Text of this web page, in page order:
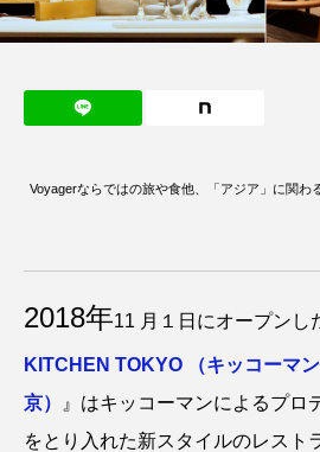
Voyagerならではの旅や食他、「アジア」に関わ
2018年11 月１日にオープンし
KITCHEN TOKYO （キッコーマ
京）
』はキッコーマンによるプロ
をとり入れた新スタイルのレスト